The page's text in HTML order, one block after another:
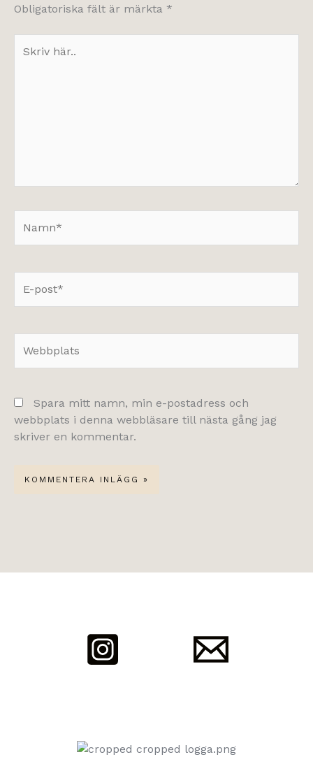
Obligatoriska fält är märkta *
här..
post*
Spara mitt namn, min e-postadress och
webbplats i denna webbläsare till nästa gång jag
skriver en kommentar.